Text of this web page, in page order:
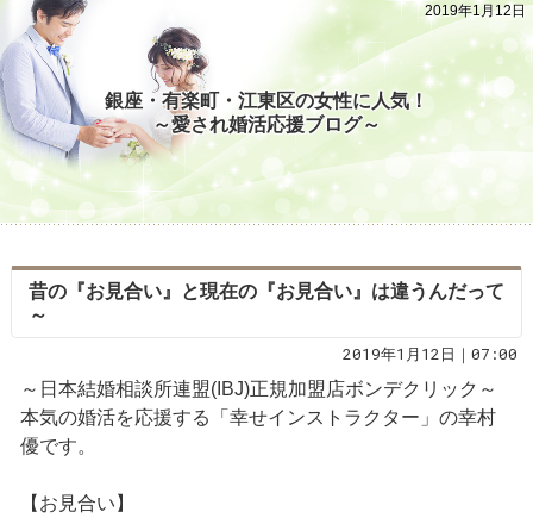
2019年1月12日
銀座・有楽町・江東区の女性に人気！
～愛され婚活応援ブログ～
昔の『お見合い』と現在の『お見合い』は違うんだって
～
2019年1月12日｜07:00
～日本結婚相談所連盟(IBJ)正規加盟店ボンデクリック～
本気の婚活を応援する「幸せインストラクター」の幸村
優です。
【お見合い】